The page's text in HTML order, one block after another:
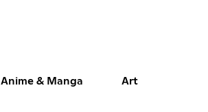
Anime & Manga Art